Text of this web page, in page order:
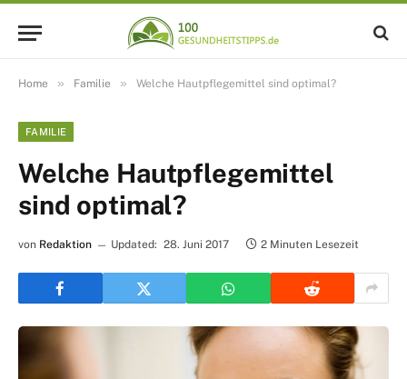
Home » Familie » Welche Hautpflegemittel sind optimal?
FAMILIE
Welche Hautpflegemittel
sind optimal?
von Redaktion Updated: 28. Juni 2017 2 Minuten Lesezeit